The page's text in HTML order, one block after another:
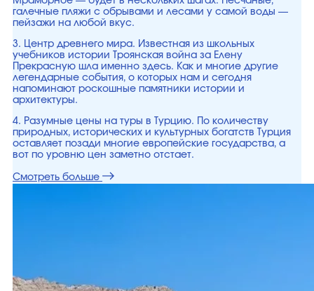
галечные пляжи с обрывами и лесами у самой воды —
пейзажи на любой вкус.
3. Центр древнего мира. Известная из школьных
учебников истории Троянская война за Елену
Прекрасную шла именно здесь. Как и многие другие
легендарные события, о которых нам и сегодня
напоминают роскошные памятники истории и
архитектуры.
4. Разумные цены на туры в Турцию. По количеству
природных, исторических и культурных богатств Турция
оставляет позади многие европейские государства, а
вот по уровню цен заметно отстает.
Смотреть больше